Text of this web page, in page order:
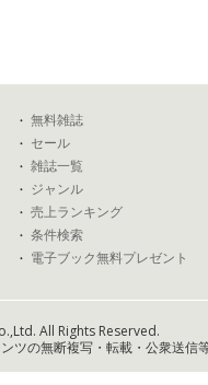
無料雑誌
セール
雑誌一覧
ジャンル
売上ランキング
条件検索
電子ブック無料プレゼント
All Rights Reserved.
ツの無断複写・転載・公衆送信